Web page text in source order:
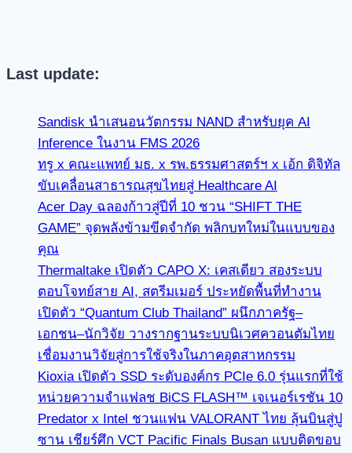
Last update:
Sandisk นำเสนอนวัตกรรม NAND สำหรับยุค AI
Inference ในงาน FMS 2026
ทรู x คณะแพทย์ มธ. x รพ.ธรรมศาสตร์ฯ x เอ้ก ดิจิทัล
ขับเคลื่อนสาธารณสุขไทยสู่ Healthcare AI
Acer Day ฉลองก้าวสู่ปีที่ 10 ชวน “SHIFT THE
GAME” จุดพลังข้ามขีดจำกัด พลิกบทใหม่ในแบบของ
คุณ
Thermaltake เปิดตัว CAPO X: เคสเดียว สองระบบ
ตอบโจทย์สาย AI, สตรีมเมอร์ ประหยัดพื้นที่ทำงาน
เปิดตัว “Quantum Club Thailand” ผนึกภาครัฐ–
เอกชน–นักวิจัย วางรากฐานระบบนิเวศควอนตัมไทย
เชื่อมงานวิจัยสู่การใช้จริงในภาคอุตสาหกรรม
Kioxia เปิดตัว SSD ระดับองค์กร PCIe 6.0 รุ่นแรกที่ใช้
หน่วยความจำแฟลช BiCS FLASH™ เจเนอร์เรชัน 10
Predator x Intel ชวนแฟน VALORANT ไทย ลุ้นบินสู่ปู
ซาน เชียร์ศึก VCT Pacific Finals Busan แบบติดขอบ